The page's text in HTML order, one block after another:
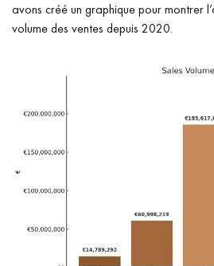
avons créé un graphique pour montrer
volume des ventes depuis 2020.